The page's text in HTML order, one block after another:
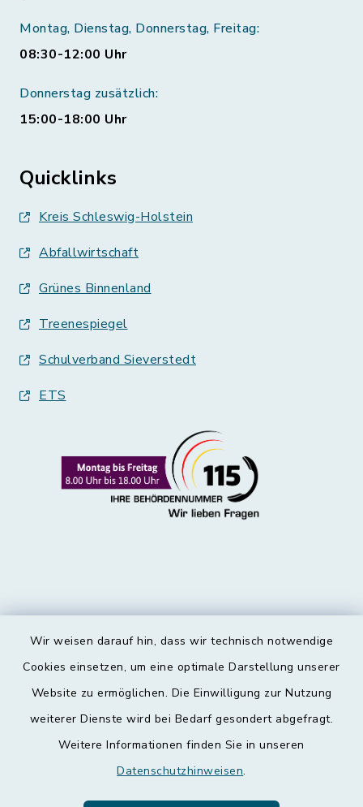
Wir weisen darauf hin, dass wir technisch notwendige
Cookies einsetzen, um eine optimale Darstellung unserer
Website zu ermöglichen. Die Einwilligung zur Nutzung
weiterer Dienste wird bei Bedarf gesondert abgefragt.
Weitere Informationen finden Sie in unseren
Datenschutzhinweisen.
Montag, Dienstag, Donnerstag, Freitag:
08:30-12:00 Uhr
Donnerstag zusätzlich:
15:00-18:00 Uhr
Quicklinks
Kreis Schleswig-Holstein
Abfallwirtschaft
Grünes Binnenland
Treenespiegel
Schulverband Sieverstedt
ETS
Kontakt
Datenschutz